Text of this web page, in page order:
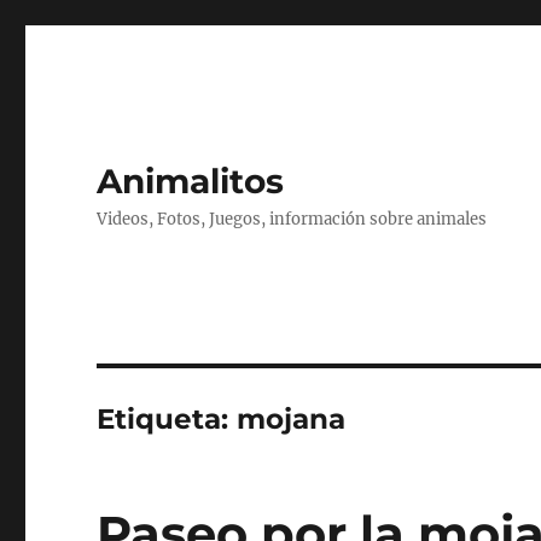
Animalitos
Videos, Fotos, Juegos, información sobre animales
Etiqueta: mojana